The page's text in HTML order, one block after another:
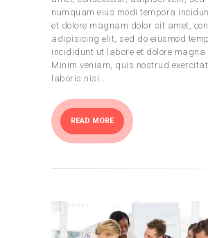
numquam eius modi tempora
et dolore magnam dolor sit amet,
adipisicing elit, sed do eiusmod
incididunt ut labore et dolore
Minim veniam, quis nostrud
laboris nisi…
READ MORE